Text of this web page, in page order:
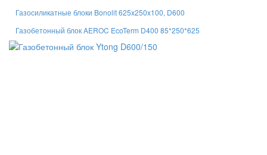
Газосиликатные блоки Bonolit 625x250x100, D600
Газобетонный блок AEROC EcoTerm D400 85*250*625